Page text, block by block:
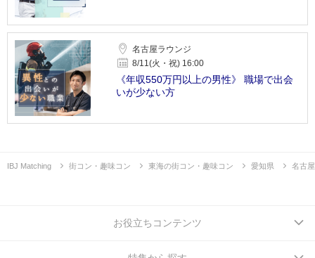
名古屋ラウンジ
8/11(火・祝) 16:00
《年収550万円以上の男性》 職場で出会
いが少ない方
IBJ Matching 街コン・趣味コン 東海の街コン・趣味コン 愛知県 名古屋
お役立ちコンテンツ